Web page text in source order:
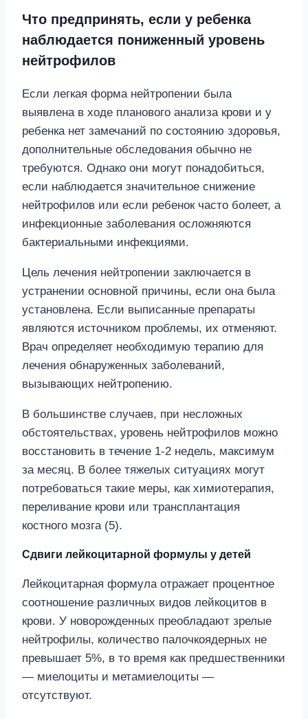
Что предпринять, если у ребенка
наблюдается пониженный уровень
нейтрофилов
Если легкая форма нейтропении была
выявлена в ходе планового анализа крови и у
ребенка нет замечаний по состоянию здоровья,
дополнительные обследования обычно не
требуются. Однако они могут понадобиться,
если наблюдается значительное снижение
нейтрофилов или если ребенок часто болеет, а
инфекционные заболевания осложняются
бактериальными инфекциями.
Цель лечения нейтропении заключается в
устранении основной причины, если она была
установлена. Если выписанные препараты
являются источником проблемы, их отменяют.
Врач определяет необходимую терапию для
лечения обнаруженных заболеваний,
вызывающих нейтропению.
В большинстве случаев, при несложных
обстоятельствах, уровень нейтрофилов можно
восстановить в течение 1-2 недель, максимум
за месяц. В более тяжелых ситуациях могут
потребоваться такие меры, как химиотерапия,
переливание крови или трансплантация
костного мозга (5).
Сдвиги лейкоцитарной формулы у детей
Лейкоцитарная формула отражает процентное
соотношение различных видов лейкоцитов в
крови. У новорожденных преобладают зрелые
нейтрофилы, количество палочкоядерных не
превышает 5%, в то время как предшественники
— миелоциты и метамиелоциты —
отсутствуют.